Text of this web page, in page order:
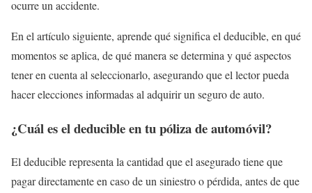
ocurre un accidente.
En el artículo siguiente, aprende qué significa el deducible, en qué
momentos se aplica, de qué manera se determina y qué aspectos
tener en cuenta al seleccionarlo, asegurando que el lector pueda
hacer elecciones informadas al adquirir un seguro de auto.
¿Cuál es el deducible en tu póliza de automóvil?
El deducible representa la cantidad que el asegurado tiene que
pagar directamente en caso de un siniestro o pérdida, antes de que